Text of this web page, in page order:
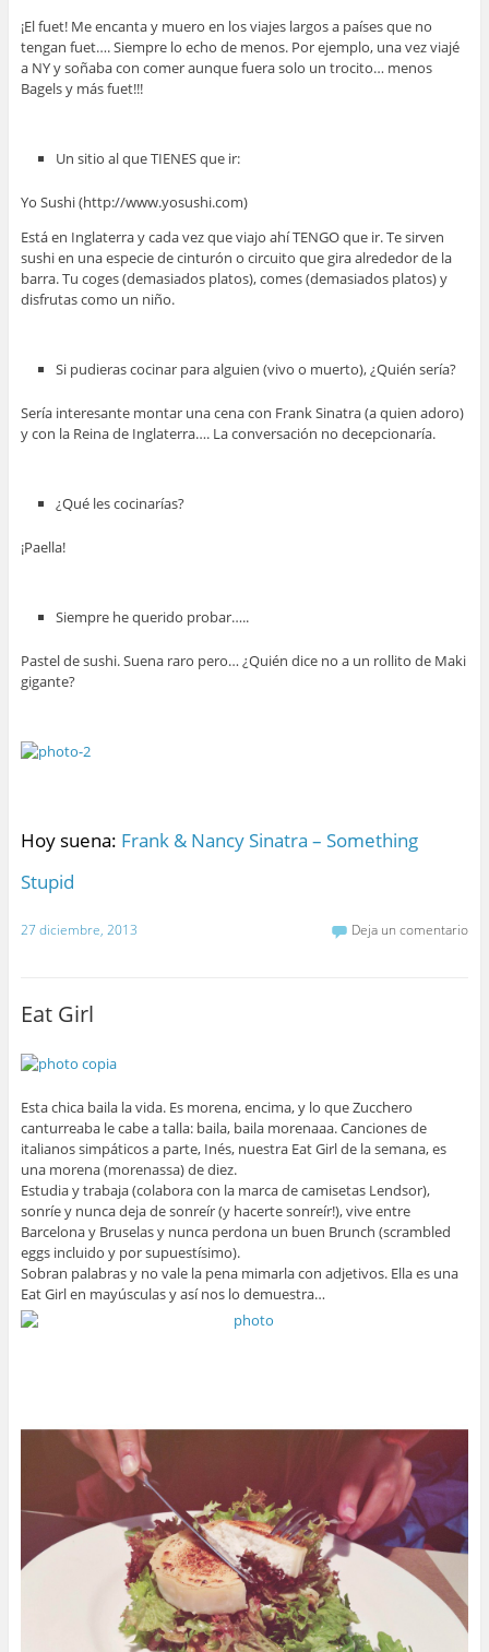
¡El fuet! Me encanta y muero en los viajes largos a países que no
tengan fuet…. Siempre lo echo de menos. Por ejemplo, una vez viajé
a NY y soñaba con comer aunque fuera solo un trocito… menos
Bagels y más fuet!!!
Un sitio al que TIENES que ir:
Yo Sushi (http://www.yosushi.com)
Está en Inglaterra y cada vez que viajo ahí TENGO que ir. Te sirven
sushi en una especie de cinturón o circuito que gira alrededor de la
barra. Tu coges (demasiados platos), comes (demasiados platos) y
disfrutas como un niño.
Si pudieras cocinar para alguien (vivo o muerto), ¿Quién sería?
Sería interesante montar una cena con Frank Sinatra (a quien adoro)
y con la Reina de Inglaterra…. La conversación no decepcionaría.
¿Qué les cocinarías?
¡Paella!
Siempre he querido probar…..
Pastel de sushi. Suena raro pero… ¿Quién dice no a un rollito de Maki
gigante?
Hoy suena: Frank & Nancy Sinatra – Something
Stupid
27 diciembre, 2013 Deja un comentario
Eat Girl
Esta chica baila la vida. Es morena, encima, y lo que Zucchero
canturreaba le cabe a talla: baila, baila morenaaa. Canciones de
italianos simpáticos a parte, Inés, nuestra Eat Girl de la semana, es
una morena (morenassa) de diez.
Estudia y trabaja (colabora con la marca de camisetas Lendsor),
sonríe y nunca deja de sonreír (y hacerte sonreír!), vive entre
Barcelona y Bruselas y nunca perdona un buen Brunch (scrambled
eggs incluido y por supuestísimo).
Sobran palabras y no vale la pena mimarla con adjetivos. Ella es una
Eat Girl en mayúsculas y así nos lo demuestra…